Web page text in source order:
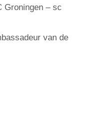
Groningen – sc
van de